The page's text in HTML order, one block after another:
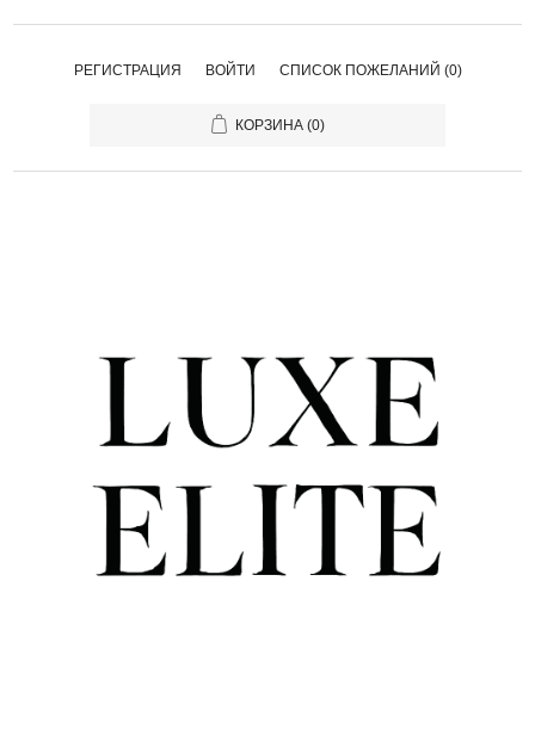
РЕГИСТРАЦИЯ ВОЙТИ СПИСОК ПОЖЕЛАНИЙ (0)
КОРЗИНА (0)